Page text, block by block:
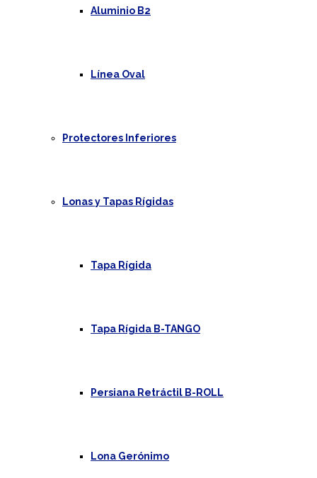
Aluminio B2
Línea Oval
Protectores Inferiores
Lonas y Tapas Rígidas
Tapa Rígida
Tapa Rígida B-TANGO
Persiana Retráctil B-ROLL
Lona Gerónimo